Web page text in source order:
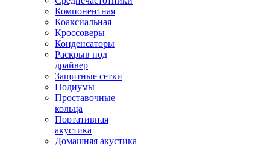
Компонентная
Коаксиальная
Кроссоверы
Конденсаторы
Раскрыв под
драйвер
Защитные сетки
Подиумы
Проставочные
кольца
Портативная
акустика
Домашняя акустика